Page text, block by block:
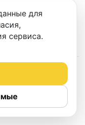
для
сервиса.